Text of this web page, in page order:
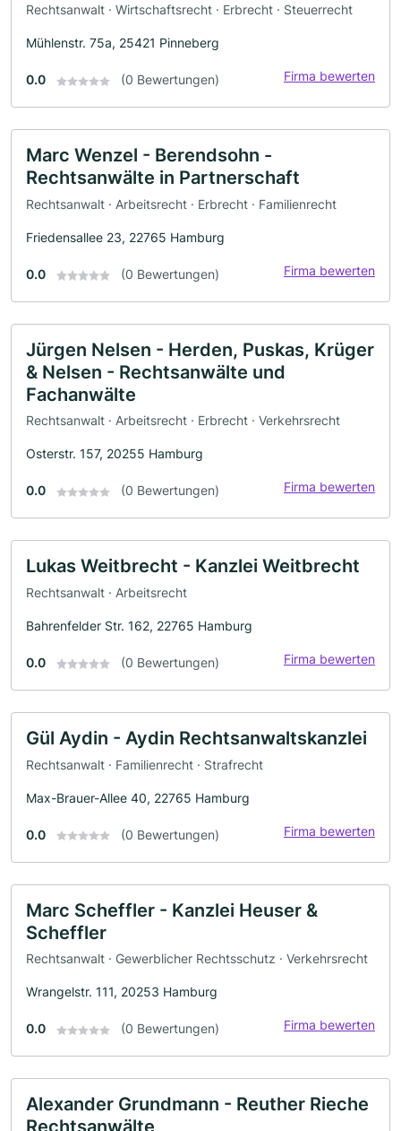
Rechtsanwalt · Wirtschaftsrecht · Erbrecht · Steuerrecht
Mühlenstr. 75a, 25421 Pinneberg
0.0 (0 Bewertungen) Firma bewerten
Marc Wenzel - Berendsohn -
Rechtsanwälte in Partnerschaft
Rechtsanwalt · Arbeitsrecht · Erbrecht · Familienrecht
Friedensallee 23, 22765 Hamburg
0.0 (0 Bewertungen) Firma bewerten
Jürgen Nelsen - Herden, Puskas, Krüger
& Nelsen - Rechtsanwälte und
Fachanwälte
Rechtsanwalt · Arbeitsrecht · Erbrecht · Verkehrsrecht
Osterstr. 157, 20255 Hamburg
0.0 (0 Bewertungen) Firma bewerten
Lukas Weitbrecht - Kanzlei Weitbrecht
Rechtsanwalt · Arbeitsrecht
Bahrenfelder Str. 162, 22765 Hamburg
0.0 (0 Bewertungen) Firma bewerten
Gül Aydin - Aydin Rechtsanwaltskanzlei
Rechtsanwalt · Familienrecht · Strafrecht
Max-Brauer-Allee 40, 22765 Hamburg
0.0 (0 Bewertungen) Firma bewerten
Marc Scheffler - Kanzlei Heuser &
Scheffler
Rechtsanwalt · Gewerblicher Rechtsschutz · Verkehrsrecht
Wrangelstr. 111, 20253 Hamburg
0.0 (0 Bewertungen) Firma bewerten
Alexander Grundmann - Reuther Rieche
Rechtsanwälte